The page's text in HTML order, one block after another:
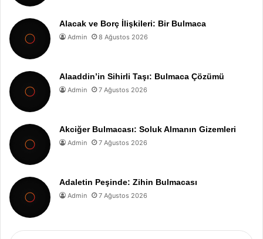
Alacak ve Borç İlişkileri: Bir Bulmaca
Admin 8 Ağustos 2026
Alaaddin’in Sihirli Taşı: Bulmaca Çözümü
Admin 7 Ağustos 2026
Akciğer Bulmacası: Soluk Almanın Gizemleri
Admin 7 Ağustos 2026
Adaletin Peşinde: Zihin Bulmacası
Admin 7 Ağustos 2026